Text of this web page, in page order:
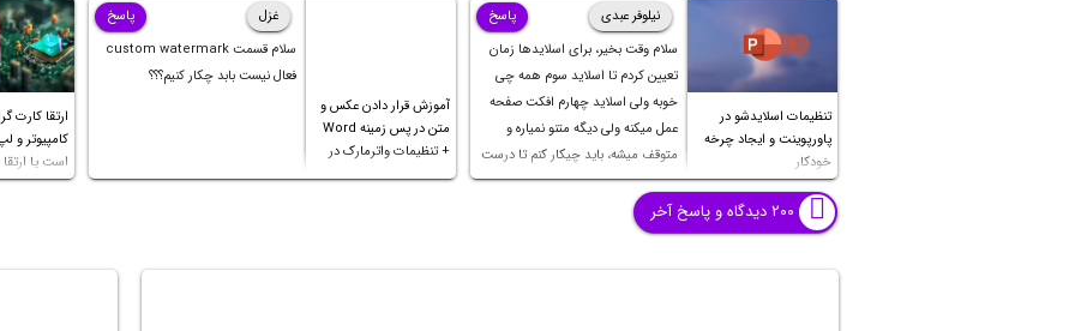
تنظیمات اسلایدشو در
پاورپوینت و ایجاد چرخه
خودکار
نیلوفر عبدی
سلام وقت بخیر، برای اسلایدها زمان
تعیین کردم تا اسلاید سوم همه چی
خوبه ولی اسلاید چهارم افکت صفحه
عمل میکنه ولی دیگه متنو نمیاره و
متوقف میشه، باید چیکار کنم تا درست
بشه؟ تایم صفحات قبل تا شش ثانیه
هست و اسلاید چهارم نزدیک چهار
دقیقه هست
پاسخ
آموزش قرار دادن عکس و
متن در پس زمینه Word
+ تنظیمات واترمارک در
ورد
غزل
سلام قسمت custom watermark
فعال نیست بابد چکار کنیم؟؟؟
پاسخ
ارتقا کارت
کامپیوتر و
است یا ارتقا
۲۰۰ دیدگاه و پاسخ آخر